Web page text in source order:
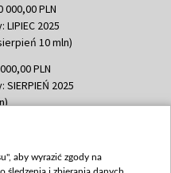
PLN
2025
10 mln)
PLN
2025
PLN
październik 350
aby wyrazić zgody na